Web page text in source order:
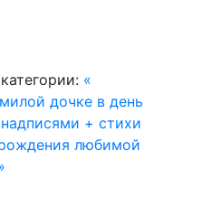
«
дочке в день
+ стихи
любимой